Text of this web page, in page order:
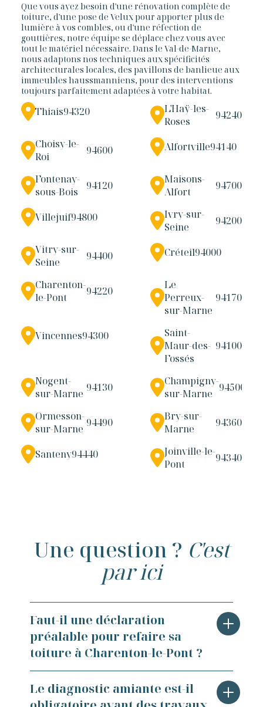
Que vous ayez besoin d'une rénovation complète de
toiture, d'une pose de Velux pour apporter plus de
lumière à vos combles, ou d'une réfection de
gouttières, notre équipe se déplace chez vous avec
tout le matériel nécessaire. Dans le Val-de-Marne,
nous adaptons nos techniques aux spécificités
architecturales locales, des pavillons de banlieue aux
immeubles haussmanniens, pour des interventions
toujours parfaitement adaptées à votre habitat.
Thiais94320
L'Haÿ-les-
Roses
94240
Choisy-le-
Roi
94600 Alfortville94140
Fontenay-
sous-Bois
94120
Maisons-
Alfort
94700
Villejuif94800
Ivry-sur-
Seine
94200
Vitry-sur-
Seine
94400 Créteil94000
Charenton-
le-Pont
94220
Le
Perreux-
sur-Marne
94170
Vincennes94300
Saint-
Maur-des-
Fossés
94100
Nogent-
sur-Marne 94130
Champigny-
sur-Marne 94500
Ormesson-
sur-Marne 94490
Bry-sur-
Marne
94360
Santeny94440
Joinville-le-
Pont
94340
Une question ? C'est
par ici
Faut-il une déclaration
préalable pour refaire sa
toiture à Charenton-le-Pont ?
Dans la plupart des cas, une déclaration
préalable de travaux est obligatoire à
Le diagnostic amiante est-il